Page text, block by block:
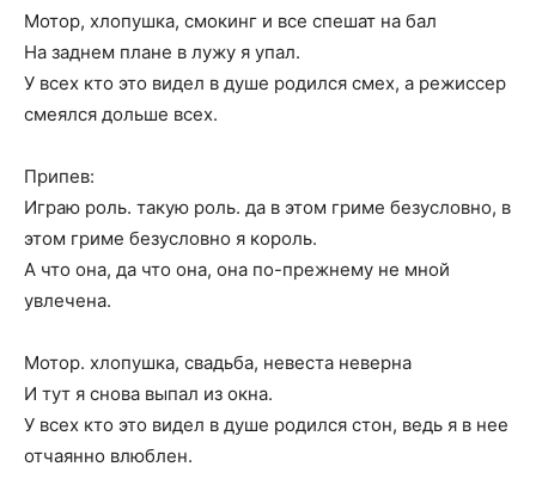
Мотор, хлопушка, смокинг и все спешат на бал
На заднем плане в лужу я упал.
У всех кто это видел в душе родился смех, а режиссер
смеялся дольше всех.
Припев:
Играю роль. такую роль. да в этом гриме безусловно, в
этом гриме безусловно я король.
А что она, да что она, она по-прежнему не мной
увлечена.
Мотор. хлопушка, свадьба, невеста неверна
И тут я снова выпал из окна.
У всех кто это видел в душе родился стон, ведь я в нее
отчаянно влюблен.